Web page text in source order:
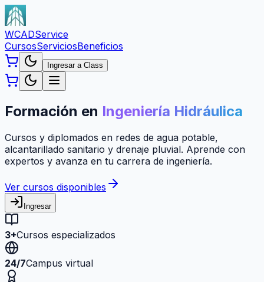
WCADService
CursosServiciosBeneficios
Ingresar a Class
Formación en Ingeniería Hidráulica
Cursos y diplomados en redes de agua potable,
alcantarillado sanitario y drenaje pluvial. Aprende con
expertos y avanza en tu carrera de ingeniería.
Ver cursos disponibles
Ingresar
3+Cursos especializados
24/7Campus virtual